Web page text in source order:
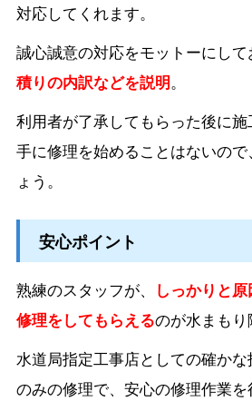
対応してくれます。
誠心誠意の対応をモットーにして
積りの内訳などを説明。
利用者が了承してもらった後に施
手に修理を始めることはないの
ょう。
安心ポイント
熟練のスタッフが、
しっかりと
修理をしてもらえるのが水まもり
水道局指定工事店としての確か
のみの修理で、安心の修理作業を